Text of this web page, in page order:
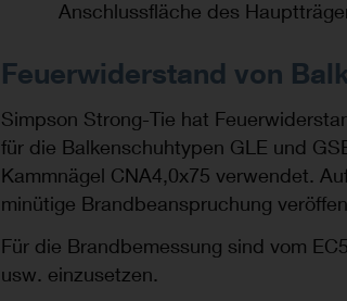
Anschlussfläche des
Feuerwiderstand von
Simpson Strong-Tie hat
für die Balkenschuhtypen GLE und
Kammnägel CNA4,0x75 verwendet.
minütige Brandbeanspruchung
Für die Brandbemessung sind vom
usw. einzusetzen.